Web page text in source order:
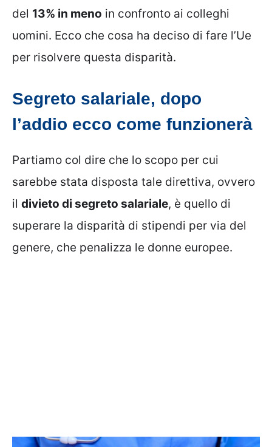
del 13% in meno in confronto ai colleghi
uomini. Ecco che cosa ha deciso di fare l’Ue
per risolvere questa disparità.
Segreto salariale, dopo
l’addio ecco come funzionerà
Partiamo col dire che lo scopo per cui
sarebbe stata disposta tale direttiva, ovvero
il divieto di segreto salariale, è quello di
superare la disparità di stipendi per via del
genere, che penalizza le donne europee.